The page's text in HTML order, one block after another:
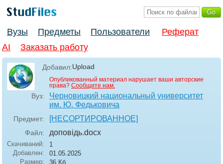
Вузы Предметы Пользователи
Реферат
AI
Заказать работу
Добавил:Upload
Опубликованный материал нарушает ваши авторские
права? Сообщите нам.
Вуз:
Черновицкий национальный университет
им. Ю. Федьковича
Предмет: [НЕСОРТИРОВАННОЕ]
Файл: доповідь.docx
Скачиваний:
1
Добавлен:
01.05.2025
Размер:
36 Кб